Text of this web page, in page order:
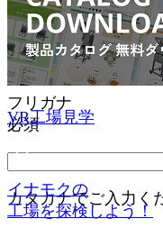
VR工場見学
イナモクの
工場を探検しよう！
漢字・ひらがなでご
フリガナ
必須
カタカナでご入力く